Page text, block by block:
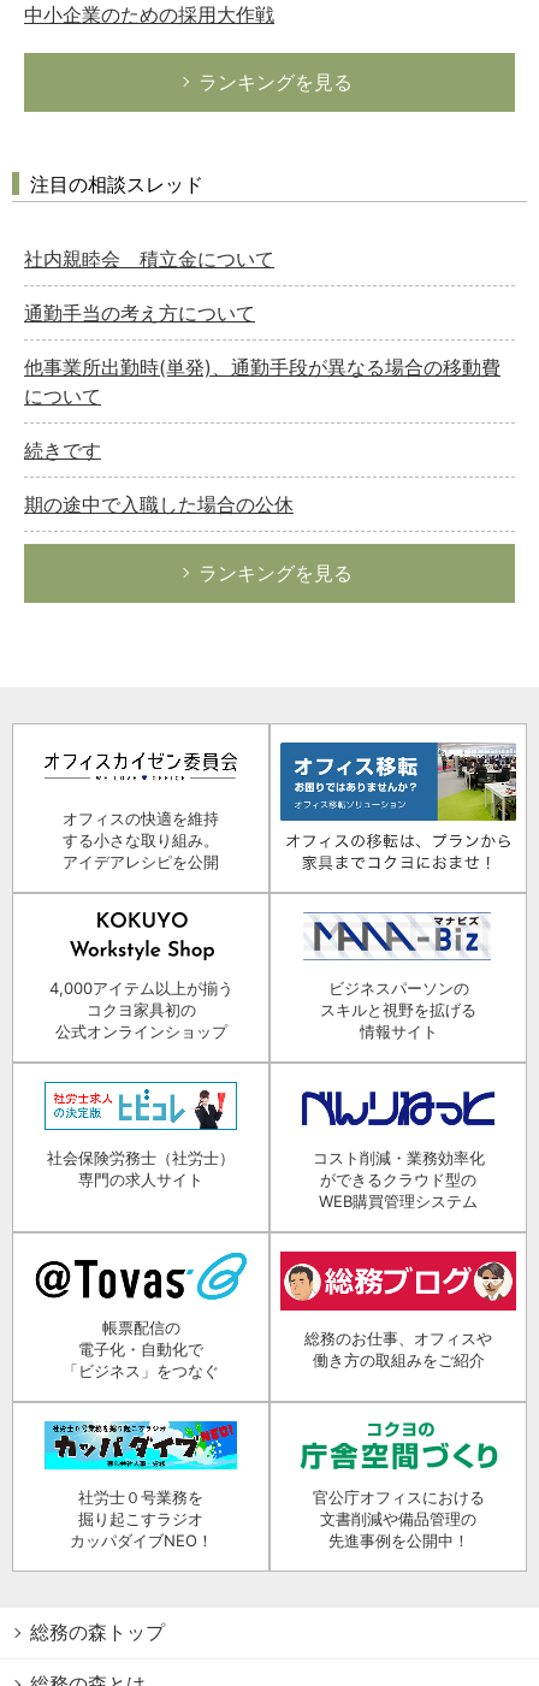
中小企業のための採用大作戦
ランキングを見る
注目の相談スレッド
社内親睦会 積立金について
通勤手当の考え方について
他事業所出勤時(単発)、通勤手段が異なる場合の移動費
について
続きです
期の途中で入職した場合の公休
ランキングを見る
オフィスの快適を維持
する小さな取り組み。
アイデアレシピを公開
4,000アイテム以上が揃う
コクヨ家具初の
公式オンラインショップ
ビジネスパーソンの
スキルと視野を拡げる
情報サイト
社会保険労務士（社労士）
専門の求人サイト
コスト削減・業務効率化
ができるクラウド型の
WEB購買管理システム
帳票配信の
電子化・自動化で
「ビジネス」をつなぐ
総務のお仕事、オフィスや
働き方の取組みをご紹介
社労士０号業務を
掘り起こすラジオ
カッパダイブNEO！
官公庁オフィスにおける
文書削減や備品管理の
先進事例を公開中！
総務の森トップ